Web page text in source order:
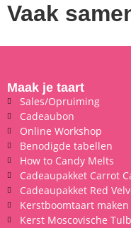
Vaak
Maak je taart
Sales/Opruiming
Cadeaubon
Online Workshop
Benodigde tabellen
How to Candy Melts
Cadeaupakket Carrot
Cadeaupakket Red
Kerstboomtaart maken
Kerst Moscovische